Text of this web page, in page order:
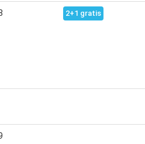
2+1 gratis